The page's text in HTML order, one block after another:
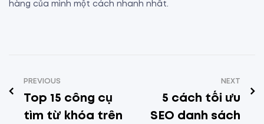
hàng của mình một cách nhanh nhất.
PREVIOUS
Top 15 công cụ
tìm từ khóa trên
NEXT
5 cách tối ưu
SEO danh sách